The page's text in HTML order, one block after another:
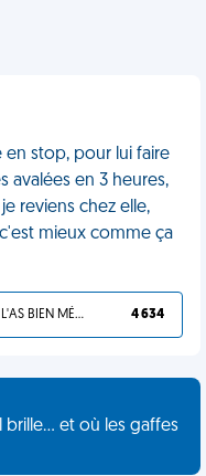
en stop, pour lui faire
avalées en 3 heures,
reviens chez elle,
mieux comme ça
TU L'AS BIEN MÉRITÉ 4 634
brille... et où les gaffes